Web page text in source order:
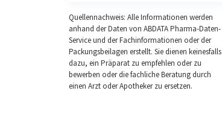
Quellennachweis: Alle Informationen werden
anhand der Daten von ABDATA Pharma-Daten-
Service und der Fachinformationen oder der
Packungsbeilagen erstellt. Sie dienen keinesfalls
dazu, ein Präparat zu empfehlen oder zu
bewerben oder die fachliche Beratung durch
einen Arzt oder Apotheker zu ersetzen.